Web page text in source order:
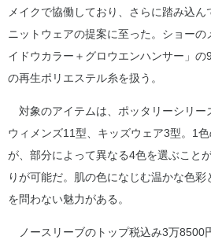
メイクで協働しており、さらに踏み込
ニットウェアの提案に至った。ショー
イドウカラー＋グロウエンハンサー」
の再生ポリエステル糸を扱う。
対象のアイテムは、ポッタリーシリー
ウィメンズ11型、キッズウェア3型。1
が、部分によって異なる4色を選ぶこと
りが可能だ。肌の色になじむ温かな色
を問わない魅力がある。
ノースリーブのトップ税込み3万8500